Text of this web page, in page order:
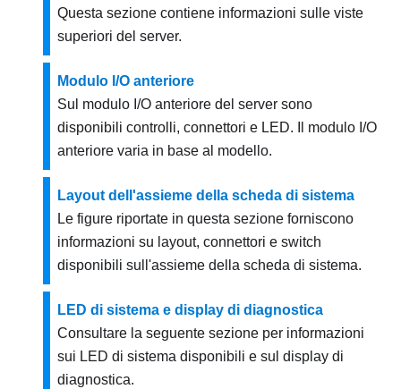
Questa sezione contiene informazioni sulle viste
superiori del server.
Modulo I/O anteriore
Sul modulo I/O anteriore del server sono
disponibili controlli, connettori e LED. Il modulo I/O
anteriore varia in base al modello.
Layout dell'assieme della scheda di sistema
Le figure riportate in questa sezione forniscono
informazioni su layout, connettori e switch
disponibili sull'assieme della scheda di sistema.
LED di sistema e display di diagnostica
Consultare la seguente sezione per informazioni
sui LED di sistema disponibili e sul display di
diagnostica.